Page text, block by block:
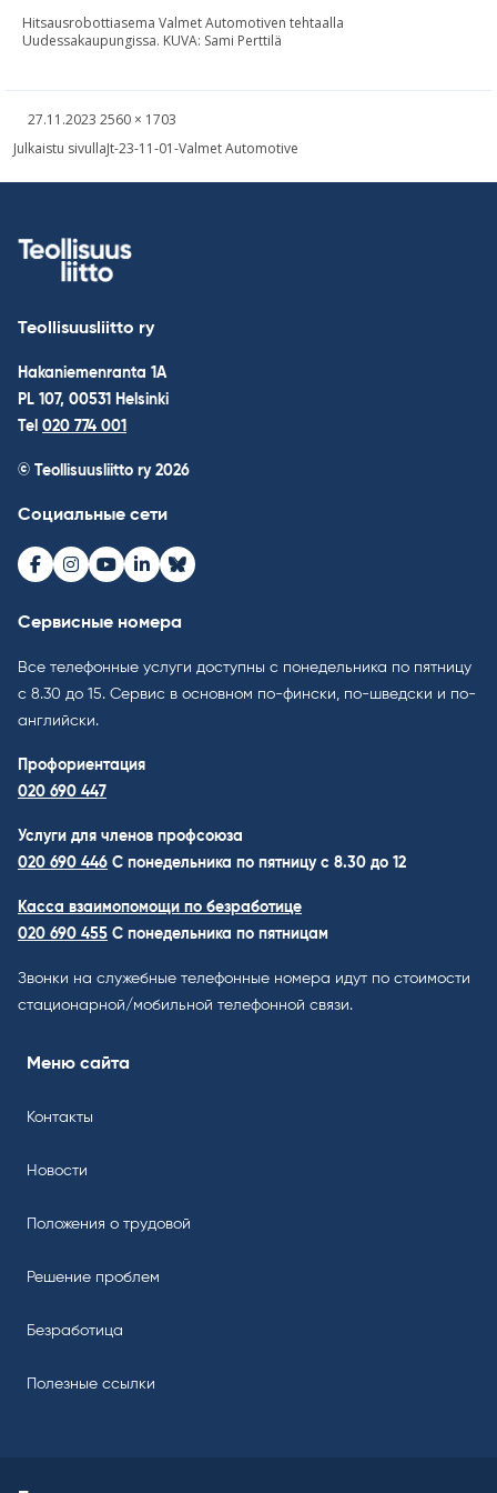
Hitsausrobottiasema Valmet Automotiven tehtaalla
Uudessakaupungissa. KUVA: Sami Perttilä
Kirjoitettu
27.11.2023 Täysikokoinen
2560 × 1703
Навигация
Julkaistu sivullaJt-23-11-01-Valmet Automotive
Teollisuusliitto ry
Hakaniemenranta 1A
PL 107, 00531 Helsinki
Tel 020 774 001
© Teollisuusliitto ry 2026
Социальные сети
Facebook
Instagram
Youtube
LinkedInBluesky
Сервисные номера
Все телефонные услуги доступны с понедельника по пятницу
с 8.30 до 15. Cервис в основном по-фински, по-шведски и по-
английски.
Профориентация
020 690 447
Услуги для членов профсоюза
020 690 446 C понедельника по пятницу с 8.30 до 12
Касса взаимопомощи по безработице
020 690 455 С понедельника по пятницам
Звонки на служебные телефонные номера идут по стоимости
стационарной/мобильной телефонной связи.
Меню сайта
Контакты
Новости
Положения о трудовой
Решение проблем
Безработица
Полезные ссылки